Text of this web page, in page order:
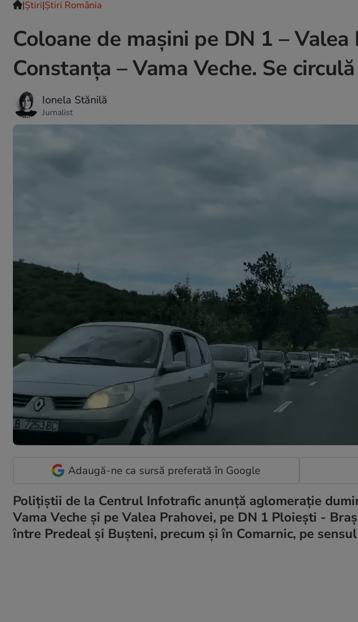
|Ştiri|Știri România
Coloane de maşini pe DN 1 –
Constanţa – Vama Veche. Se
Ionela Stănilă
Jurnalist
Adaugă-ne ca sursă preferată în Google
Polițiștii de la Centrul Infotrafic anunță aglomerație
Vama Veche și pe Valea Prahovei, pe DN 1 Ploiești -
între Predeal și Bușteni, precum și în Comarnic, pe